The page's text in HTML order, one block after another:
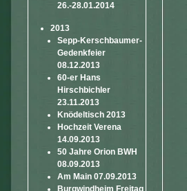
26.-28.01.2014
2013
Sepp-Kerschbaumer-
Gedenkfeier
08.12.2013
60-er Hans
Hirschbichler
23.11.2013
Knödeltisch 2013
Hochzeit Verena
14.09.2013
50 Jahre Orion BWH
08.09.2013
Am Main 07.09.2013
Burgwindheim Freitag